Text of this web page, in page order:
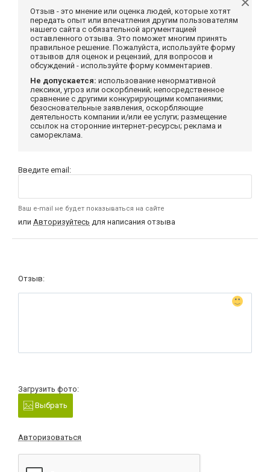
Отзыв - это мнение или оценка людей, которые хотят
передать опыт или впечатления другим пользователям
нашего сайта с обязательной аргументацией
оставленного отзыва. Это поможет многим принять
правильное решение. Пожалуйста, используйте форму
отзывов для оценок и рецензий, для вопросов и
обсуждений - используйте форму комментариев.
Не допускается: использование ненормативной
лексики, угроз или оскорблений; непосредственное
сравнение с другими конкурирующими компаниями;
безосновательные заявления, оскорбляющие
деятельность компании и/или ее услуги; размещение
ссылок на сторонние интернет-ресурсы; реклама и
самореклама.
Введите email:
Ваш e-mail не будет показываться на сайте
или Авторизуйтесь для написания отзыва
Отзыв:
Загрузить фото:
Выбрать
Авторизоваться